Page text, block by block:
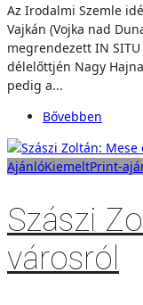
Az Irodalmi Szemle
Vajkán (Vojka nad
megrendezett IN
délelőttjén Nagy
pedig a...
Bővebben
AjánlóKiemeltPrint-
Szászi
városról